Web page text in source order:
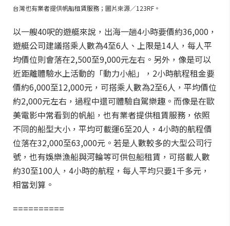
台灣也有業者提供帆船租賃服務；圖片來源／123RF。
以一艘40呎的遊艇來說，出海一趟4小時要價約36,000，
遊艇公司建議搭乘人數為4至6人、上限是14人，每人平
均價位則會落在2,500至9,000元左右。另外，像是可以
近距離體驗水上活動的「動力小船」，2小時航程租金要
價約6,000至12,000元，可搭乘人數為2至6人，平均價位
約2,000元左右，過程中還可體驗自駕樂趣。而像是在歐
美電影中常看到的帆船，也有業者提供租賃服務，依照
不同的船型大小，平均可載運6至20人，4小時的航程價
位落在32,000至63,000元。若是人數較多的大型公司行
號，也有娛樂漁船與河輪等可供包船租賃，可搭載人數
約30至100人，4小時的航程，每人平均只要1千多元，
相當划算。
==========